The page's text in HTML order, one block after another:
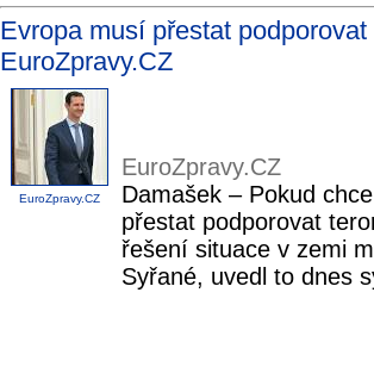
Evropa musí přestat
EuroZpravy.CZ
EuroZpravy.CZ
EuroZpravy.CZ
Damašek – Pokud
přestat podporovat
řešení situace v zemi
Syřané, uvedl to dnes